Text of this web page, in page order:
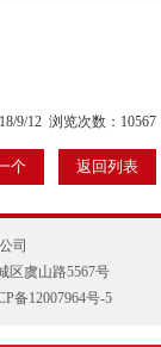
9/12 浏览次数：10567
个 返回列表
司
区虞山路5567号
备12007964号-5